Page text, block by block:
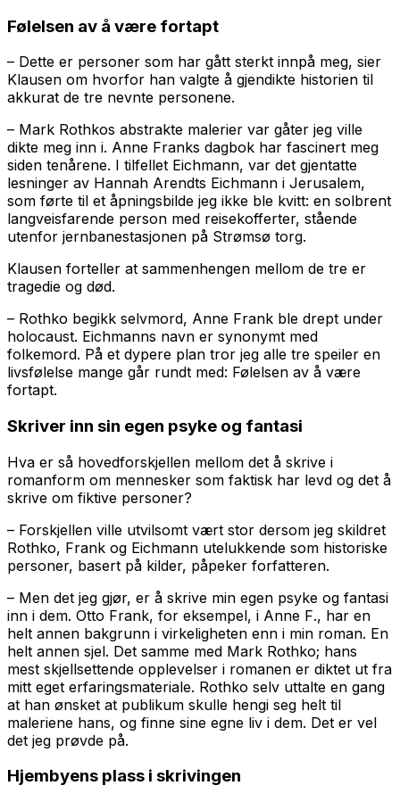
Følelsen av å være fortapt
– Dette er personer som har gått sterkt innpå meg, sier
Klausen om hvorfor han valgte å gjendikte historien til
akkurat de tre nevnte personene.
– Mark Rothkos abstrakte malerier var gåter jeg ville
dikte meg inn i. Anne Franks dagbok har fascinert meg
siden tenårene. I tilfellet Eichmann, var det gjentatte
lesninger av Hannah Arendts Eichmann i Jerusalem,
som førte til et åpningsbilde jeg ikke ble kvitt: en solbrent
langveisfarende person med reisekofferter, stående
utenfor jernbanestasjonen på Strømsø torg.
Klausen forteller at sammenhengen mellom de tre er
tragedie og død.
– Rothko begikk selvmord, Anne Frank ble drept under
holocaust. Eichmanns navn er synonymt med
folkemord. På et dypere plan tror jeg alle tre speiler en
livsfølelse mange går rundt med: Følelsen av å være
fortapt.
Skriver inn sin egen psyke og fantasi
Hva er så hovedforskjellen mellom det å skrive i
romanform om mennesker som faktisk har levd og det å
skrive om fiktive personer?
– Forskjellen ville utvilsomt vært stor dersom jeg skildret
Rothko, Frank og Eichmann utelukkende som historiske
personer, basert på kilder, påpeker forfatteren.
– Men det jeg gjør, er å skrive min egen psyke og fantasi
inn i dem. Otto Frank, for eksempel, i Anne F., har en
helt annen bakgrunn i virkeligheten enn i min roman. En
helt annen sjel. Det samme med Mark Rothko; hans
mest skjellsettende opplevelser i romanen er diktet ut fra
mitt eget erfaringsmateriale. Rothko selv uttalte en gang
at han ønsket at publikum skulle hengi seg helt til
maleriene hans, og finne sine egne liv i dem. Det er vel
det jeg prøvde på.
Hjembyens plass i skrivingen